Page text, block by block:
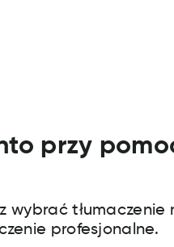
przy
wybrać tłumaczenie
profesjonalne.